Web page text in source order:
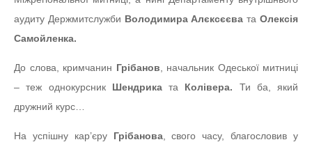
аудиту Держмитслужби Володимира Алєксєєва таОлексія
Самойленка.
До слова, кримчанин Грібанов, начальник Одеської митниці
– теж однокурсник Шендриката Колівера. Ти ба, який
дружний курс…
На успішну кар’єру Грібанова, свого часу, благословив у